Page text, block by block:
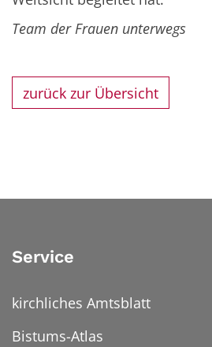
Team der Frauen unterwegs
zurück zur Übersicht
Service
kirchliches Amtsblatt
Bistums-Atlas